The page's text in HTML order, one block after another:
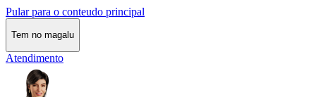
Pular para o conteudo principal
Tem no magalu
Atendimento